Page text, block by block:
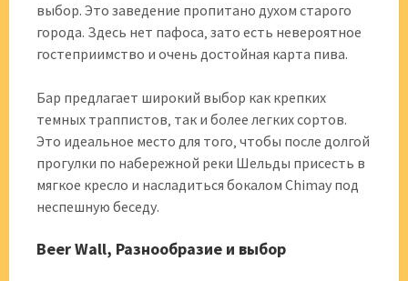
выбор. Это заведение пропитано духом старого
города. Здесь нет пафоса‚ зато есть невероятное
гостеприимство и очень достойная карта пива.
Бар предлагает широкий выбор как крепких
темных траппистов‚ так и более легких сортов.
Это идеальное место для того‚ чтобы после долгой
прогулки по набережной реки Шельды присесть в
мягкое кресло и насладиться бокалом Chimay под
неспешную беседу.
Beer Wall, Разнообразие и выбор